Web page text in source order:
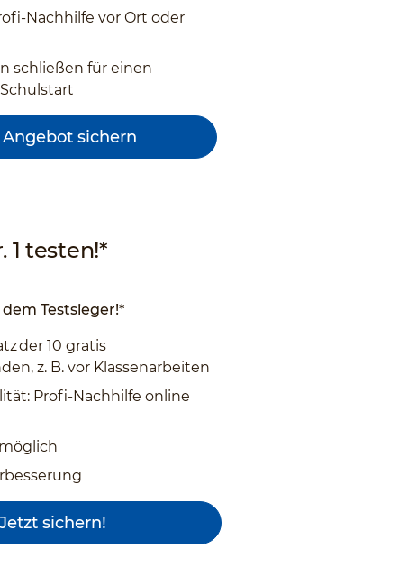
Nachhilfe vor Ort oder
schließen für einen
sichern
1 testen!*
Testsieger!*
der 10 gratis
z. B. vor Klassenarbeiten
Profi-Nachhilfe online
Jetzt sichern!